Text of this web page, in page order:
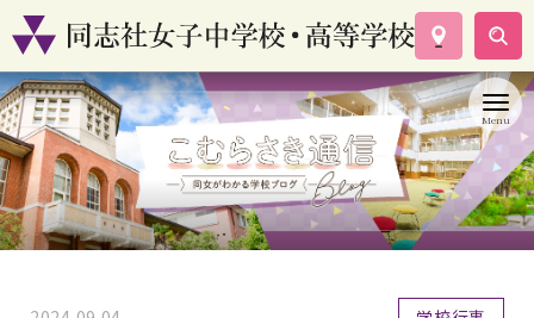
学校案内
コース紹介
学校生活
入試情報
資料請求